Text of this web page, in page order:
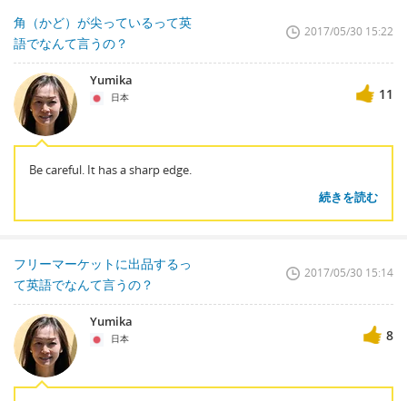
角（かど）が尖っているって英
語でなんて言うの？
2017/05/30 15:22
Yumika
日本 11
Be careful. It has a sharp edge.
続きを読む
フリーマーケットに出品するっ
て英語でなんて言うの？
2017/05/30 15:14
Yumika
日本 8